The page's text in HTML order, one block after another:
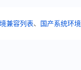
兼容列表、 国产系统环